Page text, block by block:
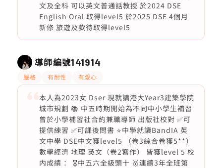
文及全科 可以英文普通話教授 於2024 DSE
English Oral 取得level5 於2025 DSE 4個月
新修 旅遊及款待取得level5
導師編號141914
嚴格 有耐性 有愛心
本人為2023女 Dser 現就讀港大Year3建築學院
城市規劃 📚 中五時期開始為不同中小學生補習
曾於小學補習社合約兼職導師 出版社校對 ✅可
提供練習 ✅可課後問書 ⭐️中學就讀BandIA 英
文中學 DSE中文獲level5 （卷3綜合卷獲5**）
數學經濟 地理 英文（卷2寫作） 皆獲level 5 校
内成績 ： 🎖️中五六全級頭十 🥇連續3年全班第